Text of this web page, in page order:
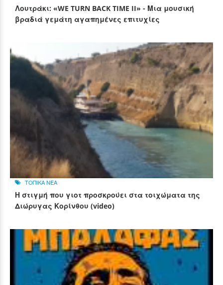
Λουτράκι: «WE TURN BACK TIME II» - Μια μουσική
βραδιά γεμάτη αγαπημένες επιτυχίες
ΤΟΠΙΚΑ ΝΕΑ
Η στιγμή που γιοτ προσκρούει στα τοιχώματα της
Διώρυγας Κορίνθου (video)